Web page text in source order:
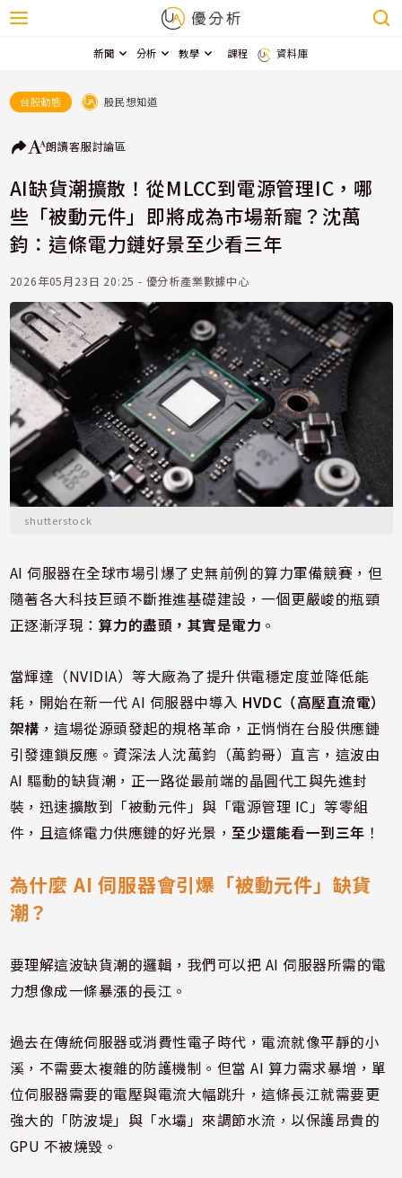
新聞 分析 教學 課程 資料庫
台股動態 股民想知道
朗讀客服討論區
AI缺貨潮擴散！從MLCC到電源管理IC，哪
些「被動元件」即將成為市場新寵？沈萬
鈞：這條電力鏈好景至少看三年
2026年05月23日 20:25 - 優分析產業數據中心
shutterstock
AI 伺服器在全球市場引爆了史無前例的算力軍備競賽，但
隨著各大科技巨頭不斷推進基礎建設，一個更嚴峻的瓶頸
正逐漸浮現： 算力的盡頭，其實是電力 。
當輝達（NVIDIA）等大廠為了提升供電穩定度並降低能
耗，開始在新一代 AI 伺服器中導入 HVDC（高壓直流電）
架構 ，這場從源頭發起的規格革命，正悄悄在台股供應鏈
引發連鎖反應。資深法人沈萬鈞（萬鈞哥）直言，這波由
AI 驅動的缺貨潮，正一路從最前端的晶圓代工與先進封
裝，迅速擴散到「被動元件」與「電源管理 IC」等零組
件，且這條電力供應鏈的好光景，至少還能看一到三年 ！
為什麼 AI 伺服器會引爆「被動元件」缺貨
潮？
要理解這波缺貨潮的邏輯，我們可以把 AI 伺服器所需的電
力想像成一條暴漲的長江。
過去在傳統伺服器或消費性電子時代，電流就像平靜的小
溪，不需要太複雜的防護機制。但當 AI 算力需求暴增，單
位伺服器需要的電壓與電流大幅跳升，這條長江就需要更
強大的「防波堤」與「水壩」來調節水流，以保護昂貴的
GPU 不被燒毀。